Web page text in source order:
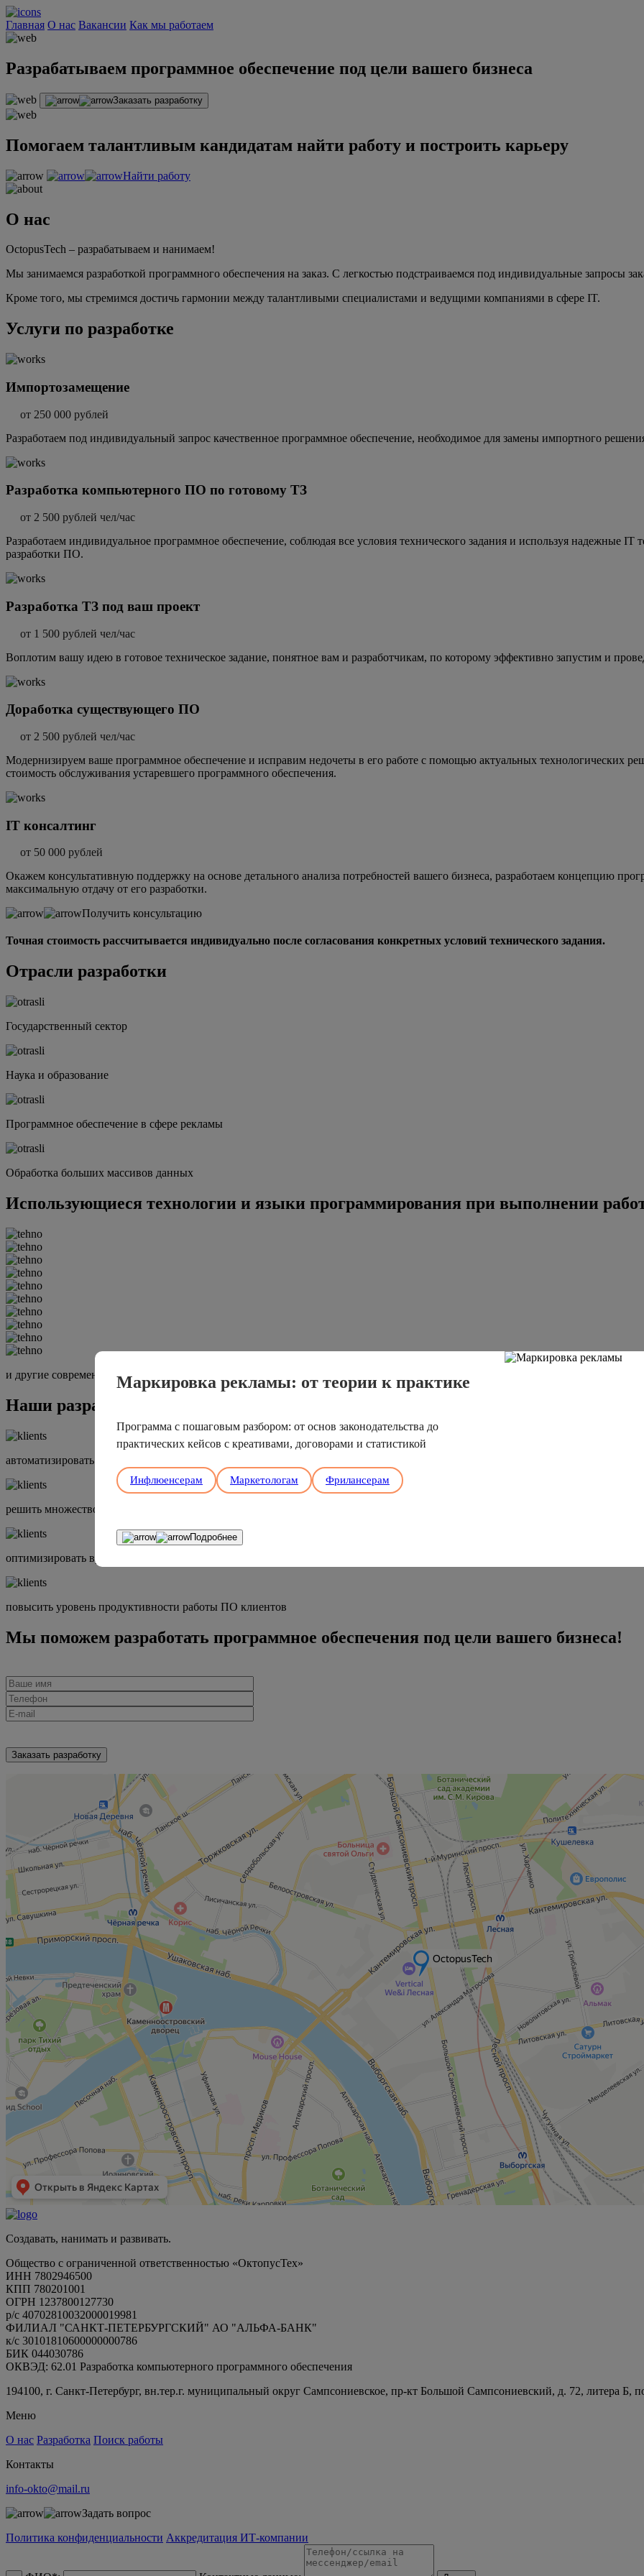
Главная О нас Вакансии Как мы работаем
Разрабатываем программное обеспечение под цели вашего бизнеса
Заказать разработку
Помогаем талантливым кандидатам найти работу и построить карьеру
Найти работу
О нас
OctopusTech – разрабатываем и нанимаем!
Мы занимаемся разработкой программного обеспечения на заказ. С легкостью подстраиваемся под индивидуальные запросы
Кроме того, мы стремимся достичь гармонии между талантливыми специалистами и ведущими компаниями в сфере IT.
Услуги по разработке
Импортозамещение
от 250 000 рублей
Разработаем под индивидуальный запрос качественное программное обеспечение, необходимое для замены импортного
Разработка компьютерного ПО по готовому ТЗ
от 2 500 рублей чел/час
Разработаем индивидуальное программное обеспечение, соблюдая все условия технического задания и используя надежные
разработки ПО.
Разработка ТЗ под ваш проект
от 1 500 рублей чел/час
Воплотим вашу идею в готовое техническое задание, понятное вам и разработчикам, по которому эффективно запустим и
Доработка существующего ПО
от 2 500 рублей чел/час
Модернизируем ваше программное обеспечение и исправим недочеты в его работе с помощью актуальных технологических
стоимость обслуживания устаревшего программного обеспечения.
IT консалтинг
от 50 000 рублей
Окажем консультативную поддержку на основе детального анализа потребностей вашего бизнеса, разработаем концепцию
максимальную отдачу от его разработки.
Получить консультацию
Точная стоимость рассчитывается индивидуально после согласования конкретных условий технического задания.
Отрасли разработки
Государственный сектор
Наука и образование
Программное обеспечение в сфере рекламы
Обработка больших массивов данных
Использующиеся технологии и языки программирования при выполнении
и другие современные средства
Наши разработки помогли клиентам
автоматизировать заведение рекламных кампаний
решить множество индивидуальных запросов своего бизнеса
оптимизировать время сотрудников
повысить уровень продуктивности работы ПО клиентов
Мы поможем разработать программное обеспечения под цели вашего бизнеса!
Создавать, нанимать и развивать.
Общество с ограниченной ответственностью «ОктопусТех»
ИНН 7802946500
КПП 780201001
ОГРН 1237800127730
р/с 40702810032000019981
ФИЛИАЛ "САНКТ-ПЕТЕРБУРГСКИЙ" АО "АЛЬФА-БАНК"
к/с 30101810600000000786
БИК 044030786
ОКВЭД: 62.01 Разработка компьютерного программного обеспечения
194100, г. Санкт-Петербург, вн.тер.г. муниципальный округ Сампсониевское, пр-кт Большой Сампсониевский, д. 72, литера
Меню
О нас Разработка Поиск работы
Контакты
info-okto@mail.ru
Задать вопрос
Политика конфиденциальности Аккредитация ИТ-компании
Маркировка рекламы: от теории к практике
Программа с пошаговым разбором: от основ законодательства до
практических кейсов с креативами, договорами и статистикой
Инфлюенсерам Маркетологам Фрилансерам
Подробнее